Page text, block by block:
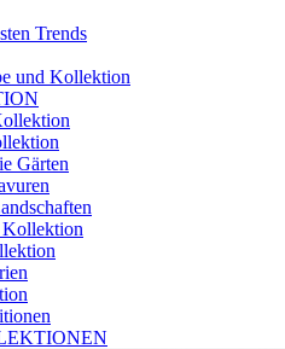
Trends
und Kollektion
Gärten
Kollektion